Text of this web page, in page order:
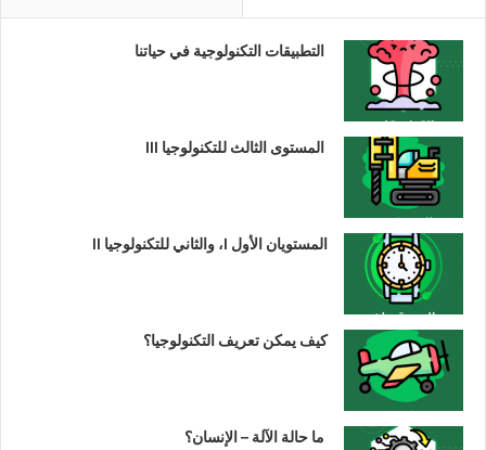
التطبيقات التكنولوجية في حياتنا
المستوى الثالث للتكنولوجيا III
المستويان الأول I، والثاني للتكنولوجيا II
كيف يمكن تعريف التكنولوجيا؟
ما حالة الآلة – الإنسان؟